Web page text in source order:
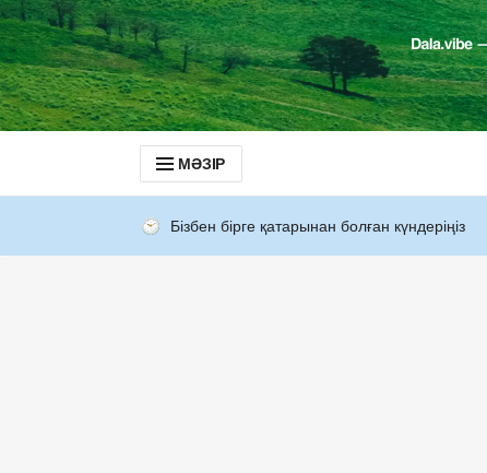
МӘЗІР
Бізбен бірге қатарынан болған күндеріңіз